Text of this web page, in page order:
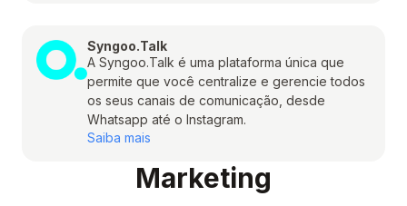
Syngoo.Talk
A Syngoo.Talk é uma plataforma única que
permite que você centralize e gerencie todos
os seus canais de comunicação, desde
Whatsapp até o Instagram.
Saiba mais
Marketing